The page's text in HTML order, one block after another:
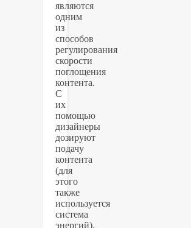
являются
одним
из
способов
регулирования
скорости
поглощения
контента.
С
их
помощью
дизайнеры
дозируют
подачу
контента
(для
этого
также
используется
система
энергий).